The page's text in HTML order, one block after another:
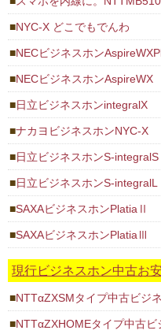
NYC-X どこでもでんわ
NECビジネスホン
NECビジネスホンAspireWX
日立ビジネスホンintegralX
ナカヨビジネスホンNYC-X
日立ビジネスホンS-integralS
日立ビジネスホンS-integralL
SAXAビジネスホンPlatiaⅡ
SAXAビジネスホンPlatiaⅢ
現行ビジネスホン中古お
NTTαZXSMタイプ中古ビジ
NTTαZXHOMEタイプ中古ビ